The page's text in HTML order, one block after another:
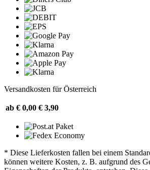
Versandkosten für Österreich
ab € 0,00 € 3,90
* Diese Lieferkosten fallen bei einem
können weitere Kosten, z. B. aufgrund des